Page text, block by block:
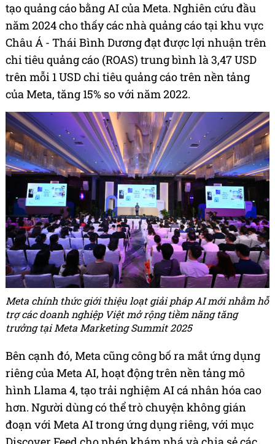
tạo quảng cáo bằng AI của Meta. Nghiên cứu đầu
năm 2024 cho thấy các nhà quảng cáo tại khu vực
Châu Á - Thái Bình Dương đạt được lợi nhuận trên
chi tiêu quảng cáo (ROAS) trung bình là 3,47 USD
trên mỗi 1 USD chi tiêu quảng cáo trên nền tảng
của Meta, tăng 15% so với năm 2022.
Meta chính thức giới thiệu loạt giải pháp AI mới nhằm hỗ
trợ các doanh nghiệp Việt mở rộng tiềm năng tăng
trưởng tại Meta Marketing Summit 2025
Bên cạnh đó, Meta cũng công bố ra mắt ứng dụng
riêng của Meta AI, hoạt động trên nền tảng mô
hình Llama 4, tạo trải nghiệm AI cá nhân hóa cao
hơn. Người dùng có thể trò chuyện không gián
đoạn với Meta AI trong ứng dụng riêng, với mục